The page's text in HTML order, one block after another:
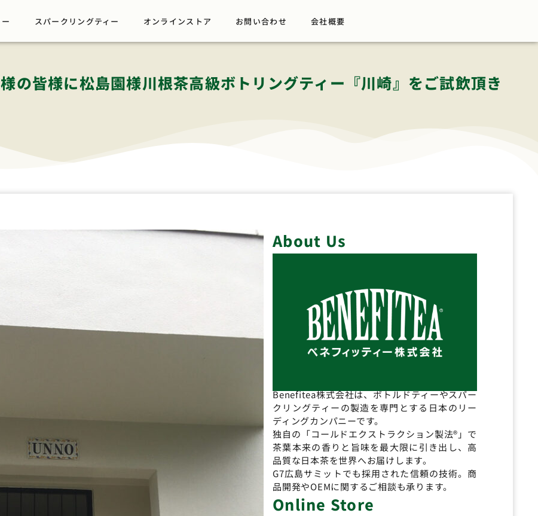
スパークリングティー オンラインストア お問い合わせ 会社概要
の皆様に松島園様川根茶高級ボトリングティー『川崎』をご試飲頂き
About Us
Benefitea株式会社は、ボトルドティーやスパー
クリングティーの製造を専門とする日本のリー
ディングカンパニーです。
独自の「コールドエクストラクション製法®」で
茶葉本来の香りと旨味を最大限に引き出し、高
品質な日本茶を世界へお届けします。
G7広島サミットでも採用された信頼の技術。商
品開発やOEMに関するご相談も承ります。
Online Store